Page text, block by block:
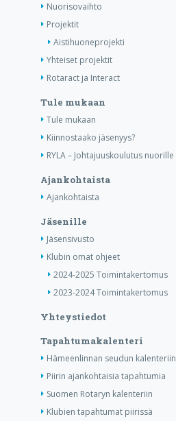
Nuorisovaihto
Projektit
Aistihuoneprojekti
Yhteiset projektit
Rotaract ja Interact
Tule mukaan
Tule mukaan
Kiinnostaako jäsenyys?
RYLA – Johtajuuskoulutus nuorille
Ajankohtaista
Ajankohtaista
Jäsenille
Jäsensivusto
Klubin omat ohjeet
2024-2025 Toimintakertomus
2023-2024 Toimintakertomus
Yhteystiedot
Tapahtumakalenteri
Hämeenlinnan seudun kalenteriin
Piirin ajankohtaisia tapahtumia
Suomen Rotaryn kalenteriin
Klubien tapahtumat piirissä